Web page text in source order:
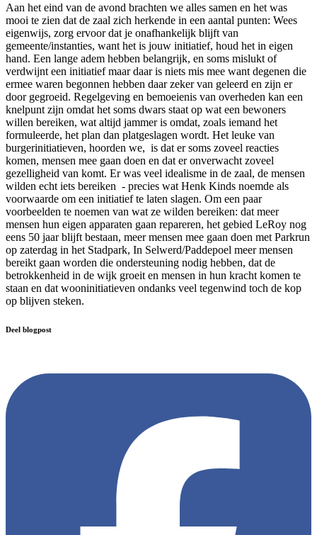
Aan het eind van de avond brachten we alles samen en het was
mooi te zien dat de zaal zich herkende in een aantal punten: Wees
eigenwijs, zorg ervoor dat je onafhankelijk blijft van
gemeente/instanties, want het is jouw initiatief, houd het in eigen
hand. Een lange adem hebben belangrijk, en soms mislukt of
verdwijnt een initiatief maar daar is niets mis mee want degenen die
ermee waren begonnen hebben daar zeker van geleerd en zijn er
door gegroeid. Regelgeving en bemoeienis van overheden kan een
knelpunt zijn omdat het soms dwars staat op wat een bewoners
willen bereiken, wat altijd jammer is omdat, zoals iemand het
formuleerde, het plan dan platgeslagen wordt. Het leuke van
burgerinitiatieven, hoorden we, is dat er soms zoveel reacties
komen, mensen mee gaan doen en dat er onverwacht zoveel
gezelligheid van komt. Er was veel idealisme in de zaal, de mensen
wilden echt iets bereiken - precies wat Henk Kinds noemde als
voorwaarde om een initiatief te laten slagen. Om een paar
voorbeelden te noemen van wat ze wilden bereiken: dat meer
mensen hun eigen apparaten gaan repareren, het gebied LeRoy nog
eens 50 jaar blijft bestaan, meer mensen mee gaan doen met Parkrun
op zaterdag in het Stadpark, In Selwerd/Paddepoel meer mensen
bereikt gaan worden die ondersteuning nodig hebben, dat de
betrokkenheid in de wijk groeit en mensen in hun kracht komen te
staan en dat wooninitiatieven ondanks veel tegenwind toch de kop
op blijven steken.
Deel blogpost